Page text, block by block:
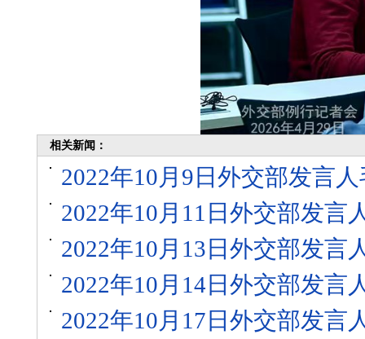
相关新闻：
2022年10月9日外交部发言
2022年10月11日外交部发言
2022年10月13日外交部发言
2022年10月14日外交部发言
2022年10月17日外交部发言